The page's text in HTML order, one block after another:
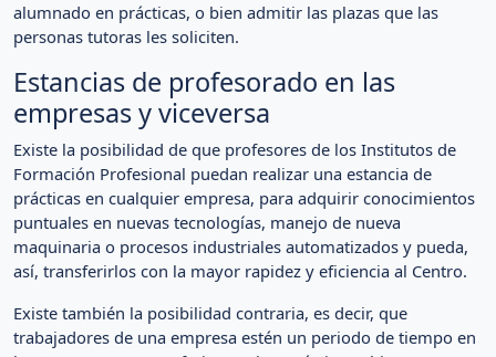
alumnado en prácticas, o bien admitir las plazas que las
personas tutoras les soliciten.
Estancias de profesorado en las
empresas y viceversa
Existe la posibilidad de que profesores de los Institutos de
Formación Profesional puedan realizar una estancia de
prácticas en cualquier empresa, para adquirir conocimientos
puntuales en nuevas tecnologías, manejo de nueva
maquinaria o procesos industriales automatizados y pueda,
así, transferirlos con la mayor rapidez y eficiencia al Centro.
Existe también la posibilidad contraria, es decir, que
trabajadores de una empresa estén un periodo de tiempo en